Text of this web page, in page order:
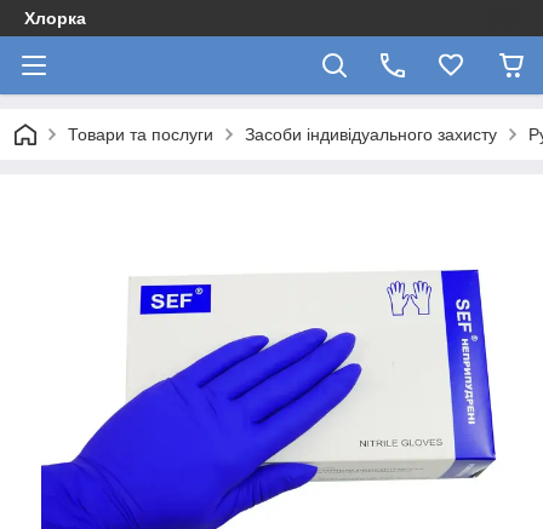
Хлорка
Товари та послуги Засоби індивідуального захисту